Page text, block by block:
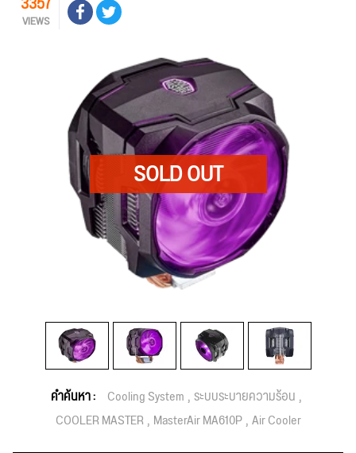
VIEWS
คำค้นหา : Cooling System ระบบระบายความร้อน
COOLER MASTER MasterAir MA610P Air Cooler